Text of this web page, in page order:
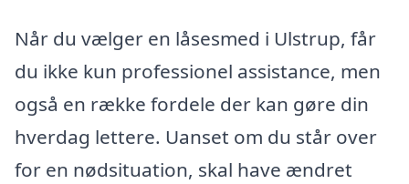
Når du vælger en låsesmed i Ulstrup, får
du ikke kun professionel assistance, men
også en række fordele der kan gøre din
hverdag lettere. Uanset om du står over
for en nødsituation, skal have ændret